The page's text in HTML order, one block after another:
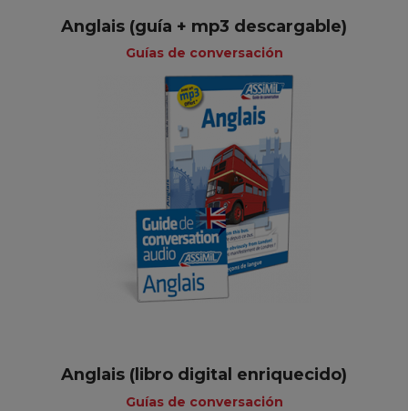
Anglais (guía + mp3 descargable)
Guías de conversación
Anglais (libro digital enriquecido)
Guías de conversación